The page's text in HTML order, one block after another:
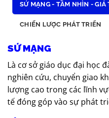
SỨ MẠNG - TẦM NHÌN - GIÁ
CHIẾN LƯỢC PHÁT TRIỂN
SỨ MẠNG
Là cơ sở giáo dục đại học
nghiên cứu, chuyển giao
lượng cao trong các lĩnh
tế đóng góp vào sự phát